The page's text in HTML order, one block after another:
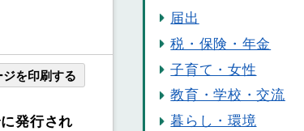
ジを印刷する
発行され
届出
税・保険・年金
子育て・女性
教育・学校・交流
暮らし・環境